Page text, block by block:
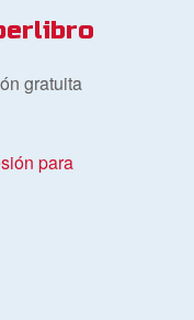
gratuita
para